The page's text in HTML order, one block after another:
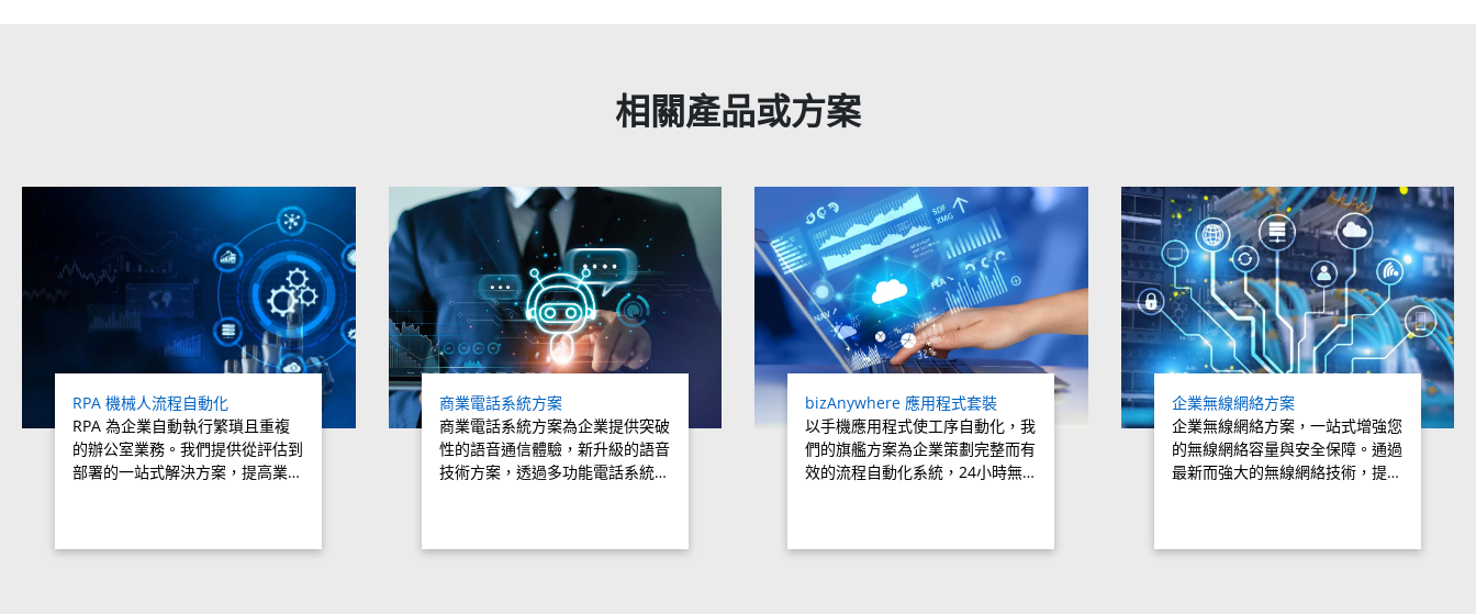
相關產品或方案
RPA 機械人流程自動化
RPA 為企業自動執行繁瑣且重複
的辦公室業務。我們提供從評估到
部署的一站式解決方案，提高業…
商業電話系統方案
商業電話系統方案為企業提供突破
性的語音通信體驗，新升級的語音
技術方案，透過多功能電話系統…
bizAnywhere 應用程式套裝
以手機應用程式使工序自動化，我
們的旗艦方案為企業策劃完整而有
效的流程自動化系統，24小時無…
企業無線網絡方案
企業無線網絡方案，一站式增強您
的無線網絡容量與安全保障。通過
最新而強大的無線網絡技術，提…